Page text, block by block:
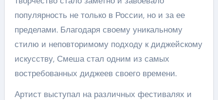
популярность не только в России, но и за ее
пределами. Благодаря своему уникальному
стилю и неповторимому подходу к диджейскому
искусству, Смеша стал одним из самых
востребованных диджеев своего времени.
Артист выступал на различных фестивалях и